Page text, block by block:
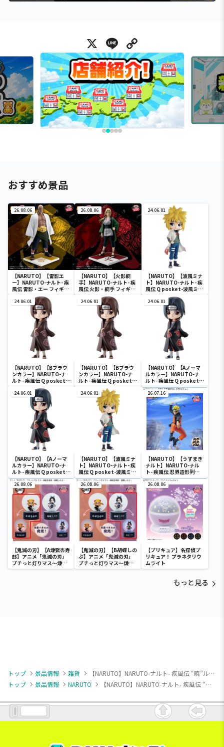
X Line
おすすめ景品
26.08.06
【NARUTO】【雷影エ
ー】NARUTO-ナルト- 疾
風伝 雷影・エー フィギュ
ア～五影集結…!!～
26.08.06
【NARUTO】【火影綱
手】NARUTO-ナルト- 疾
風伝 火影・綱手 フィギュ
ア～五影集結…!!～
24.06.01
【NARUTO】【波風ミナ
ト】NARUTO-ナルト- 疾
風伝 Q posket-波風ミナ
24.06.01
【NARUTO】【Bブラウ
ンカラー】NARUTO-ナ
ルト- 疾風伝 Q posket-
うちはイタチ-
24.06.01
【NARUTO】【Bブラウ
ンカラー】NARUTO-ナ
ルト- 疾風伝 Q posket-
うちはイタチ-
24.06.01
【NARUTO】【Aノーマ
ルカラー】NARUTO-ナ
ルト- 疾風伝 Q posket-
うちはイタチ-
24.06.01
【NARUTO】【Aノーマ
ルカラー】NARUTO-ナ
ルト- 疾風伝 Q posket-
うちはイタチ-
24.06.01
【NARUTO】【波風ミナ
ト】NARUTO-ナルト- 疾
風伝 Q posket-波風ミナ
ト-
26.07.16
【NARUTO】【うずまき
ナルト】NARUTO-ナル
ト- 疾風伝 忍界造形列伝-
うずまきナルト-
26.08.06
【鬼滅の刃】【A煉獄杏寿
郎】アニメ「鬼滅の刃」
プチっと灯りマス～煉獄
杏寿郎・胡蝶しのぶ～
26.08.06
【鬼滅の刃】【B胡蝶しの
ぶ】アニメ「鬼滅の刃」
プチっと灯りマス～煉獄
杏寿郎・胡蝶しのぶ～
26.08.06
【プリキュア】名探偵プ
リキュア！ プラネタリウ
ムライト
もっと見る
トップ 景品情報 雑貨
【NARUTO】NARUTO-ナルト- 疾風伝 “暁”ルームライト
トップ
景品情報 NARUTO 【NARUTO】NARUTO-ナルト- 疾風伝 “暁”ルームライト